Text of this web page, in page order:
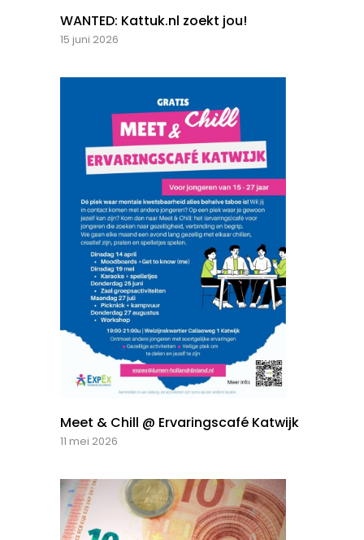
WANTED: Kattuk.nl zoekt jou!
15 juni 2026
Meet & Chill @ Ervaringscafé Katwijk
11 mei 2026